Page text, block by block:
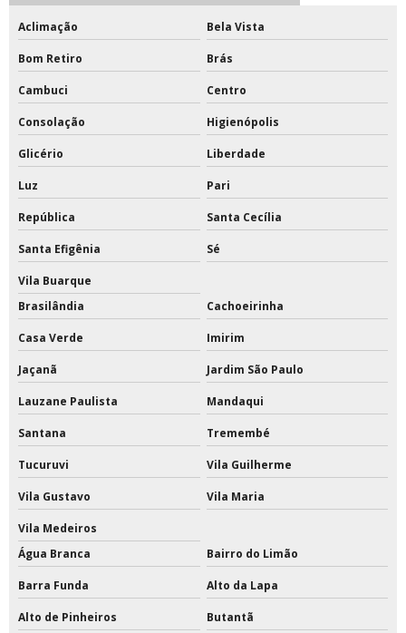
Rede de tênis profissional
Redes de proteção para quadras esportivas
Redes de tenis de quadra
Redes esportivas
Redes esportivas de proteção
Redes esportivas sob medida
Reformas em quadras esportivas
Tabela de basquete acrilico oficial preço
Tabela de basquete com estrutura preço
Tabela de basquete oficial
Tabela de basquete oficial a venda
Tabela de basquete oficial acrílico
Tabela de basquete oficial com suporte
Tabela de basquete oficial de acrílico preço
Aclimação Bela Vista
Bom Retiro Brás
Cambuci Centro
Consolação Higienópolis
Glicério Liberdade
Luz Pari
República Santa Cecília
Santa Efigênia Sé
Vila Buarque
Brasilândia
Cachoeirinha
Casa Verde Imirim
Jaçanã Jardim São Paulo
Lauzane Paulista Mandaqui
Santana Tremembé
Tucuruvi Vila Guilherme
Vila Gustavo Vila Maria
Vila Medeiros
Água Branca
Bairro do Limão
Barra Funda Alto da Lapa
Alto de Pinheiros Butantã